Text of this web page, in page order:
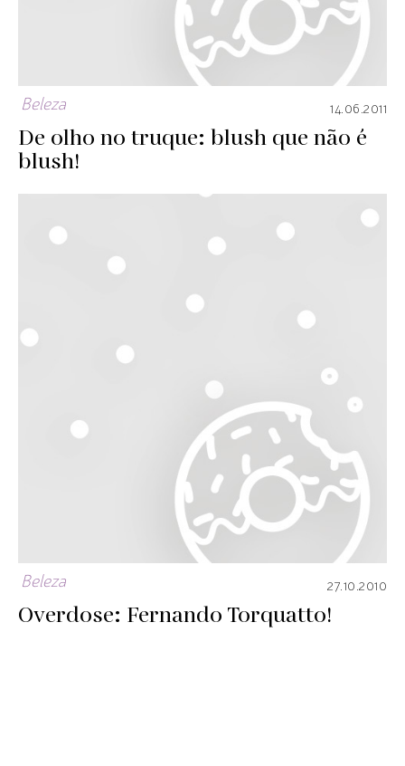
Beleza 14.06.2011
De olho no truque: blush que não é
blush!
Beleza 27.10.2010
Overdose: Fernando Torquatto!